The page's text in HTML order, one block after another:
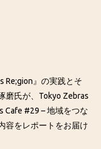
Re;gion』の実践とそ
磨氏が、Tokyo Zebras
Cafe #29 – 地域をつな
容をレポートをお届け